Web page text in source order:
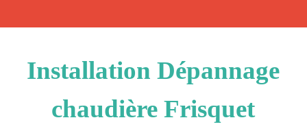
Installation Dépannage
chaudière Frisquet